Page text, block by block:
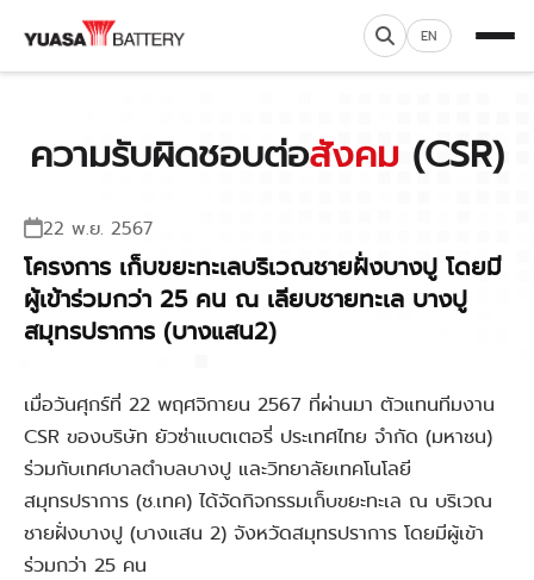
EN
ความรับผิดชอบต่อสังคม (CSR)
22 พ.ย. 2567
โครงการ เก็บขยะทะเลบริเวณชายฝั่งบางปู โดยมี
ผู้เข้าร่วมกว่า 25 คน ณ เลียบชายทะเล บางปู
สมุทรปราการ (บางแสน2)
เมื่อวันศุกร์ที่ 22 พฤศจิกายน 2567 ที่ผ่านมา ตัวแทนทีมงาน
CSR ของบริษัท ยัวซ่าแบตเตอรี่ ประเทศไทย จำกัด (มหาชน)
ร่วมกับเทศบาลตำบลบางปู และวิทยาลัยเทคโนโลยี
สมุทรปราการ (ช.เทค) ได้จัดกิจกรรมเก็บขยะทะเล ณ บริเวณ
ชายฝั่งบางปู (บางแสน 2) จังหวัดสมุทรปราการ โดยมีผู้เข้า
ร่วมกว่า 25 คน